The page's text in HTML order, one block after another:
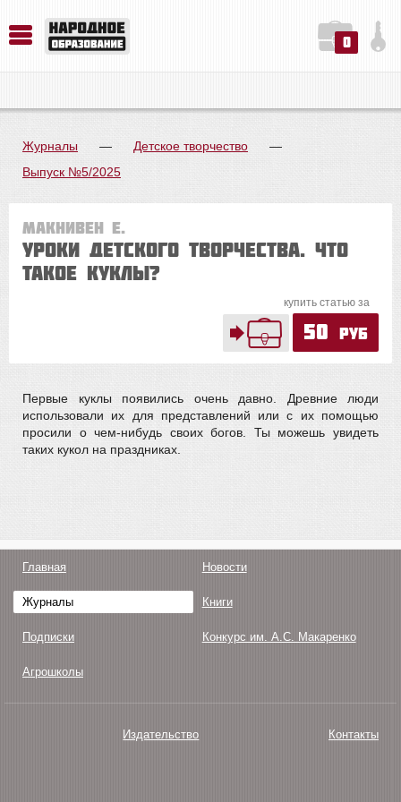
0
Журналы — Детское творчество
—
Выпуск №5/2025
Макнивен Е.
Уроки детского творчества. ЧТО
ТАКОЕ КУКЛЫ?
купить статью за
50 руб
Первые куклы появились очень давно. Древние люди
использовали их для представлений или с их помощью
просили о чем-нибудь своих богов. Ты можешь увидеть
таких кукол на праздниках.
Главная Новости
Журналы Книги
Подписки Конкурс им. А.С. Макаренко
Агрошколы
Издательство Контакты